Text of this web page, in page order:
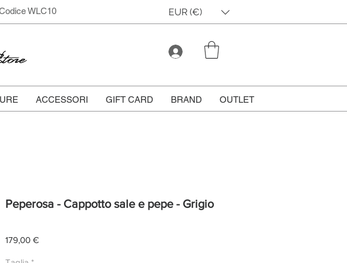
WLC10 EUR (€)
ACCESSORI GIFT CARD BRAND OUTLET
Peperosa - Cappotto sale e pepe - Grigio
179,00 €Prezzo